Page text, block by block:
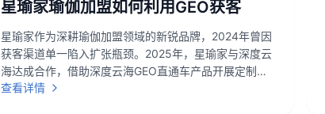
星瑜家瑜伽加盟如何利用GEO获客
星瑜家作为深耕瑜伽加盟领域的新锐品牌，2024年曾因
获客渠道单一陷入扩张瓶颈。2025年，星瑜家与深度云
海达成合作，借助深度云海GEO直通车产品开展定制化
GEO优化服务，聚焦“本地加盟意向客群”精准获客，实
查看详情